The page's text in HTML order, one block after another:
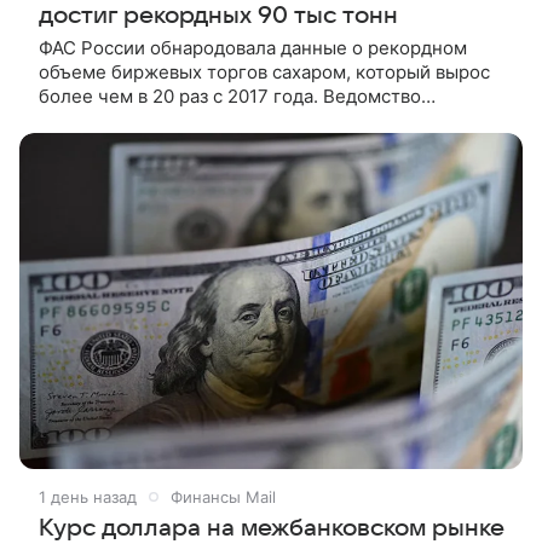
достиг рекордных 90 тыс тонн
ФАС России обнародовала данные о рекордном
объеме биржевых торгов сахаром, который вырос
более чем в 20 раз с 2017 года. Ведомство
продолжает развивать биржевой
1 день назад Финансы Mail
Курс доллара на межбанковском рынке